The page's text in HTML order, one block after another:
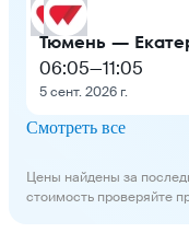
Тюмень —
06:05—11:05
5 сент. 2026 г.
Смотреть все
Цены найдены за
стоимость проверяйте